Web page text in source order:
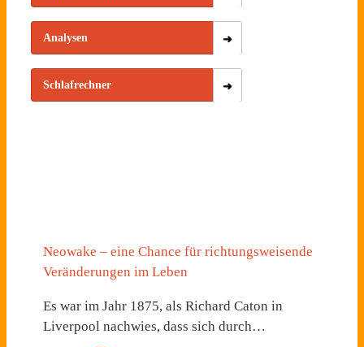
Analysen
Schlafrechner
Neowake – eine Chance für richtungsweisende
Veränderungen im Leben
Es war im Jahr 1875, als Richard Caton in
Liverpool nachwies, dass sich durch…